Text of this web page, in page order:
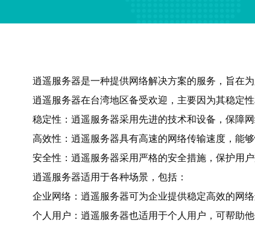
逍遥服务器是一种提供网络解决方案的服务，旨在
逍遥服务器在台湾地区备受欢迎，主要因为其稳定
稳定性：逍遥服务器采用先进的技术和设备，保障
高效性：逍遥服务器具有高速的网络传输速度，能
安全性：逍遥服务器采用严格的安全措施，保护用
逍遥服务器适用于各种场景，包括：
企业网络：逍遥服务器可为企业提供稳定高效的网
个人用户：逍遥服务器也适用于个人用户，可帮助